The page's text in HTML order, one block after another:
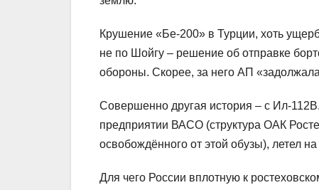
Крушение «Бе-200» в Турции, хоть
не по Шойгу – решение об отправке
обороны. Скорее, за него АП
Совершенно другая история – с Ил-
предприятии ВАСО (структура ОАК
освобождённого от этой обузы), летел
Для чего России вплотную к